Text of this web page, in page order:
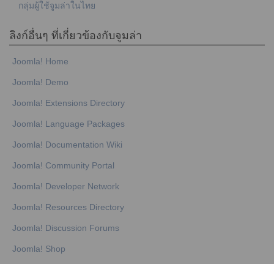
กลุ่มผู้ใช้จูมล่าในไทย
ลิงก์อื่นๆ ที่เกี่ยวข้องกับจูมล่า
Joomla! Home
Joomla! Demo
Joomla! Extensions Directory
Joomla! Language Packages
Joomla! Documentation Wiki
Joomla! Community Portal
Joomla! Developer Network
Joomla! Resources Directory
Joomla! Discussion Forums
Joomla! Shop